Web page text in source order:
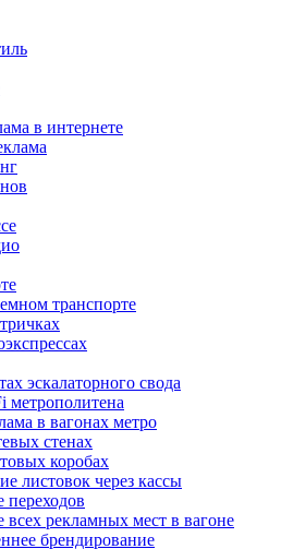
в интернете
транспорте
эскалаторного свода
метрополитена
в вагонах метро
стенах
коробах
листовок через кассы
переходов
всех рекламных мест в вагоне
брендирование